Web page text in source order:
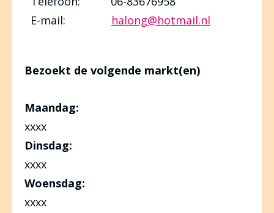
E-mail: halong@hotmail.nl
Bezoekt de volgende markt(en)
Maandag:
xxxx
Dinsdag:
xxxx
Woensdag:
xxxx